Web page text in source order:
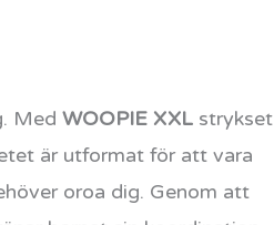
MedWOOPIE XXL strykset
är utformat för att vara
oroa dig. Genom att